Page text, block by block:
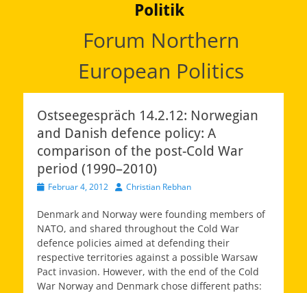
Politik
Forum Northern
European Politics
Ostseegespräch 14.2.12: Norwegian
and Danish defence policy: A
comparison of the post-Cold War
period (1990–2010)
Veröffentlicht
Februar 4, 2012 AutorChristian Rebhan
Denmark and Norway were founding members of
NATO, and shared throughout the Cold War
defence policies aimed at defending their
respective territories against a possible Warsaw
Pact invasion. However, with the end of the Cold
War Norway and Denmark chose different paths: